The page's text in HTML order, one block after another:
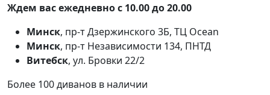
Ждем вас ежедневно с 10.00 до 20.00
Минск, пр-т Дзержинского 3Б, ТЦ Ocean
Минск, пр-т Независимости 134, ПНТД
Витебск, ул. Бровки 22/2
Более 100 диванов в наличии